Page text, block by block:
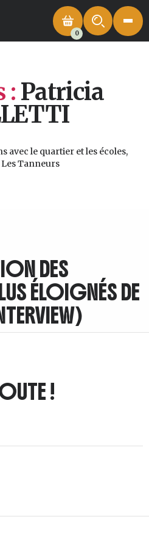
0
: Patricia
avec le quartier et les écoles,
Tanneurs
DES
ÉLOIGNÉS DE
!